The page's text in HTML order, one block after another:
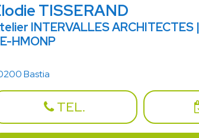
TISSERAND
INTERVALLES ARCHITECTES
HMONP
Bastia
TEL.